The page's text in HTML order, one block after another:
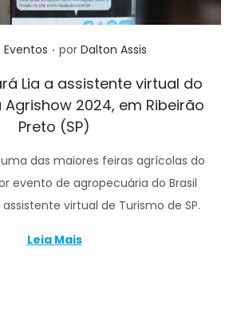
Eventos . por Dalton Assis
Lia a assistente virtual do
2024, em Ribeirão
Preto (SP)
uma das maiores feiras agrícolas do
evento de agropecuária do Brasil
virtual de Turismo de SP.
Leia Mais